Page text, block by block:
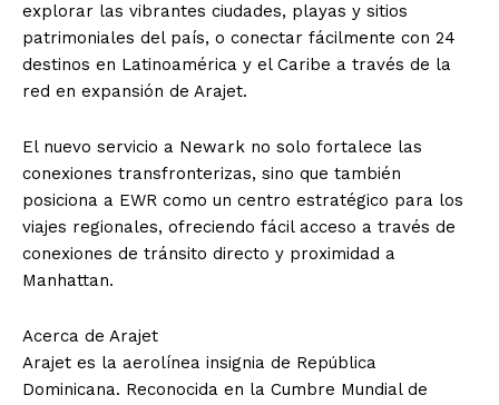
explorar las vibrantes ciudades, playas y sitios
patrimoniales del país, o conectar fácilmente con 24
destinos en Latinoamérica y el Caribe a través de la
red en expansión de Arajet.
El nuevo servicio a Newark no solo fortalece las
conexiones transfronterizas, sino que también
posiciona a EWR como un centro estratégico para los
viajes regionales, ofreciendo fácil acceso a través de
conexiones de tránsito directo y proximidad a
Manhattan.
Acerca de Arajet
Arajet es la aerolínea insignia de República
Dominicana. Reconocida en la Cumbre Mundial de